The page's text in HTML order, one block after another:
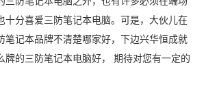
十分喜爱三防笔记本电脑。可是，大伙儿在
笔记本品牌不清楚哪家好，下边兴华恒成就
牌的三防笔记本电脑好， 期待对您有一定的